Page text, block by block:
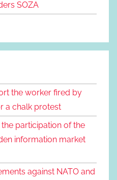
SOZA
the worker fired by
a chalk protest
participation of the
information market
against NATO and